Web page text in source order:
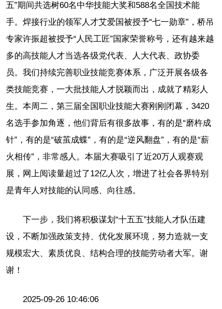
五”期间共选树60名中华技能大奖和588名全国技术能
手。焊接行业的领军人才艾爱国被授予“七一勋章”，桥吊
专家许振超被授予“人民工匠”国家荣誉称号，还有越来越
多的高技能人才当选各级党代表、人大代表、政协委
员。我们持续完善职业技能竞赛体系，广泛开展各级各
类技能竞赛，一大批技能人才脱颖而出，成就了精彩人
生。本周二，第三届全国职业技能大赛刚刚闭幕，3420
名选手参加角逐，他们背后有很多故事，有的是“磨杵成
针”，有的是“破茧成蝶”，有的是“逆风翻盘”，有的是“薪
火相传”，非常感人。本届大赛吸引了近20万人观赛观
展，网上阅读量超过了12亿人次，增进了社会各界特别
是青年人对技能的认同感、向往感。
下一步，我们将积极谋划“十五五”技能人才队伍建
设，不断加强政策支持、优化发展环境，努力造就一支
规模宏大、素质优良、结构合理的技能劳动者大军。谢
谢！
2025-09-26 10:46:06